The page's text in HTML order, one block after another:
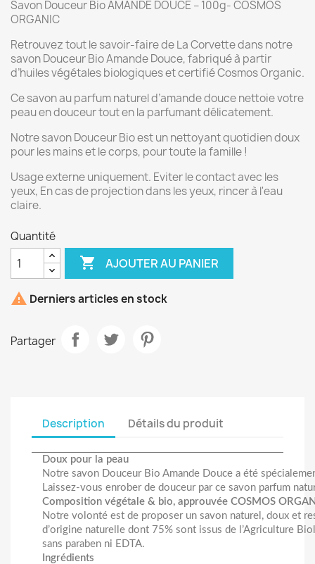
Savon Douceur Bio AMANDE DOUCE – 100g- COSMOS
ORGANIC
Retrouvez tout le savoir-faire de La Corvette dans notre
savon Douceur Bio Amande Douce, fabriqué à partir
d’huiles végétales biologiques et certifié Cosmos Organic.
Ce savon au parfum naturel d’amande douce nettoie votre
peau en douceur tout en la parfumant délicatement.
Notre savon Douceur Bio est un nettoyant quotidien doux
pour les mains et le corps, pour toute la famille !
Usage externe uniquement. Eviter le contact avec les
yeux, En cas de projection dans les yeux, rincer à l'eau
claire.
Quantité
 AJOUTER AU PANIER
 Derniers articles en stock
Partager
Description Détails du produit
Doux pour la peau
Notre savon Douceur Bio Amande Douce a été
Laissez-vous enrober de douceur par ce savon parfum
Composition végétale & bio, approuvée COSMOS
Notre volonté est de proposer un savon naturel, doux et
d’origine naturelle dont 75% sont issus de l’Agriculture
sans paraben ni EDTA.
Ingrédients